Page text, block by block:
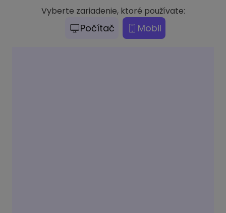
Vyberte zariadenie, ktoré používate:
Počítač Mobil